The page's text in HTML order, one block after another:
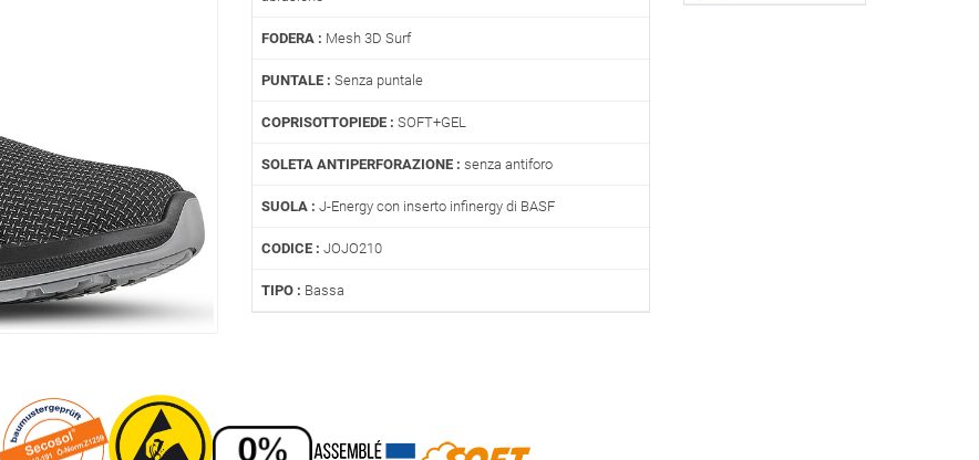
FODERA : Mesh 3D Surf
PUNTALE : Senza puntale
COPRISOTTOPIEDE : SOFT+GEL
SOLETA ANTIPERFORAZIONE : senza antiforo
SUOLA : J-Energy con inserto infinergy di BASF
CODICE : JOJO210
TIPO : Bassa